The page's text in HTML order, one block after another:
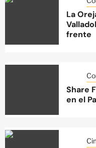
La
frente
Share
en el